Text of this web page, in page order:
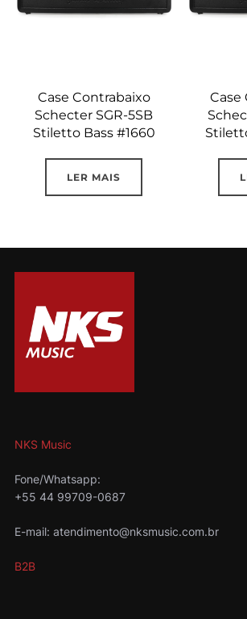
Case Contrabaixo
Schecter SGR-5SB
Stiletto Bass #1660
LER MAIS
Case
NKS Music
Fone/Whatsapp:
+55 44 99709-0687
E-mail: atendimento@nksmusic.com.br
B2B